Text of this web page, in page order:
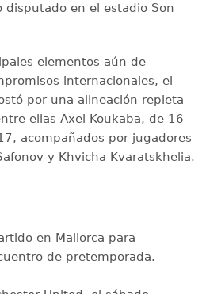
disputado en el estadio Son
elementos aún de
internacionales, el
por una alineación repleta
ellas Axel Koukaba, de 16
acompañados por jugadores
y Khvicha Kvaratskhelia.
en Mallorca para
de pretemporada.